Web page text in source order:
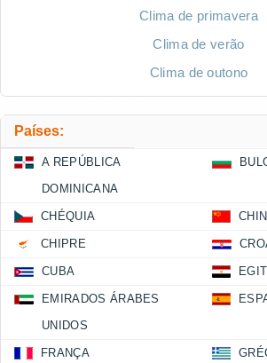
Clima de primavera
Clima de verão
Clima de outono
Países:
A REPÚBLICA
DOMINICANA
CHÉQUIA
CHIPRE
CUBA
EMIRADOS ÁRABES
UNIDOS
FRANÇA